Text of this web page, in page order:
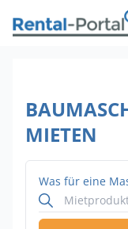
MIETEN
Was für eine